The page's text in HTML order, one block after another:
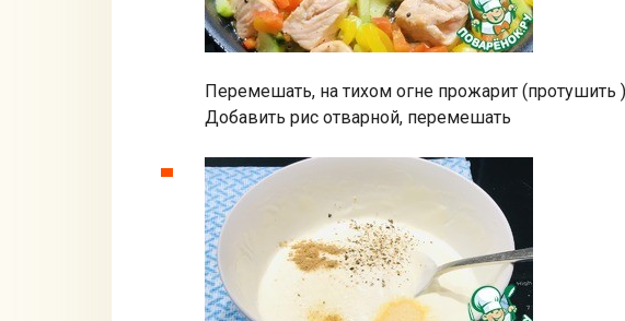
Перемешать, на тихом огне прожарит (протушить
Добавить рис отварной, перемешать